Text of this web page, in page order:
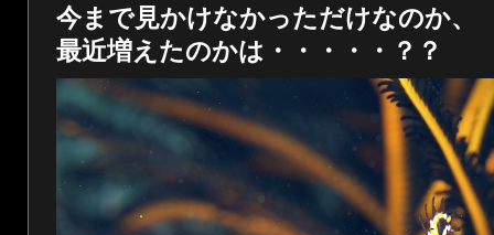
今まで見かけなかっただけなのか、
最近増えたのかは・・・・・？？